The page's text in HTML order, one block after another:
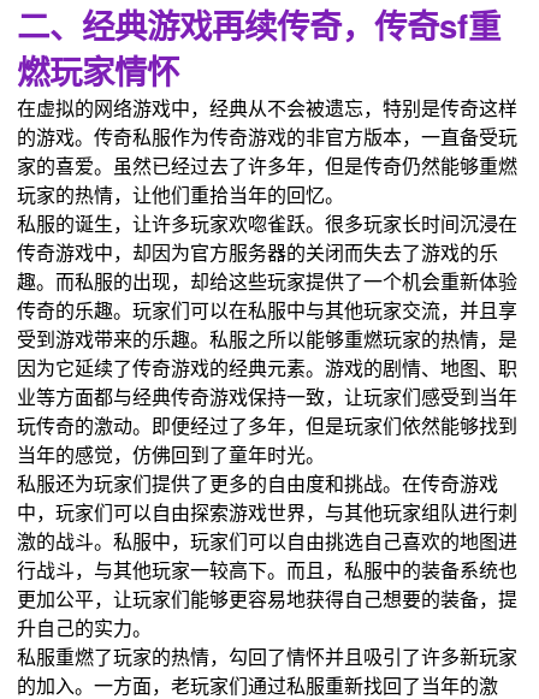
二、经典游戏再续传奇，传奇sf重
燃玩家情怀
在虚拟的网络游戏中，经典从不会被遗忘，特别是传奇这样
的游戏。传奇私服作为传奇游戏的非官方版本，一直备受玩
家的喜爱。虽然已经过去了许多年，但是传奇仍然能够重燃
玩家的热情，让他们重拾当年的回忆。
私服的诞生，让许多玩家欢唿雀跃。很多玩家长时间沉浸在
传奇游戏中，却因为官方服务器的关闭而失去了游戏的乐
趣。而私服的出现，却给这些玩家提供了一个机会重新体验
传奇的乐趣。玩家们可以在私服中与其他玩家交流，并且享
受到游戏带来的乐趣。私服之所以能够重燃玩家的热情，是
因为它延续了传奇游戏的经典元素。游戏的剧情、地图、职
业等方面都与经典传奇游戏保持一致，让玩家们感受到当年
玩传奇的激动。即便经过了多年，但是玩家们依然能够找到
当年的感觉，仿佛回到了童年时光。
私服还为玩家们提供了更多的自由度和挑战。在传奇游戏
中，玩家们可以自由探索游戏世界，与其他玩家组队进行刺
激的战斗。私服中，玩家们可以自由挑选自己喜欢的地图进
行战斗，与其他玩家一较高下。而且，私服中的装备系统也
更加公平，让玩家们能够更容易地获得自己想要的装备，提
升自己的实力。
私服重燃了玩家的热情，勾回了情怀并且吸引了许多新玩家
的加入。一方面，老玩家们通过私服重新找回了当年的激